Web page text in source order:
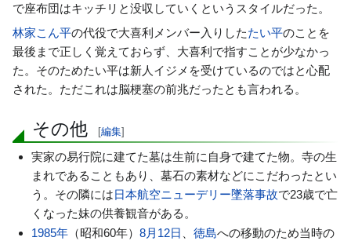
で座布団はキッチリと没収していくというスタイルだった。
林家こん平の代役で大喜利メンバー入りしたたい平のことを
最後まで正しく覚えておらず、大喜利で指すことが少なかっ
た。そのためたい平は新人イジメを受けているのではと心配
された。ただこれは脳梗塞の前兆だったとも言われる。
その他 [編集]
実家の易行院に建てた墓は生前に自身で建てた物。寺の生
まれであることもあり、墓石の素材などにこだわったとい
う。その隣には日本航空ニューデリー墜落事故で23歳で亡
くなった妹の供養観音がある。
1985年 （昭和60年）8月12日 、徳島への移動のため当時の